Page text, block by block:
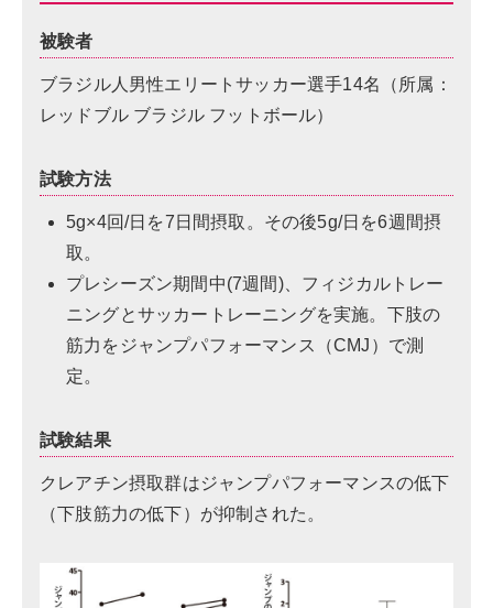
被験者
ブラジル人男性エリートサッカー選手14名（所属：
レッドブル ブラジル フットボール）
試験方法
5g×4回/日を7日間摂取。その後5g/日を6週間摂
取。
プレシーズン期間中(7週間)、フィジカルトレー
ニングとサッカートレーニングを実施。下肢の
筋力をジャンプパフォーマンス（CMJ）で測
定。
試験結果
クレアチン摂取群はジャンプパフォーマンスの低下
（下肢筋力の低下）が抑制された。